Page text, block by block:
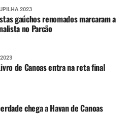
2023
gaúchos renomados marcaram a
no Parcão
de Canoas entra na reta final
chega a Havan de Canoas